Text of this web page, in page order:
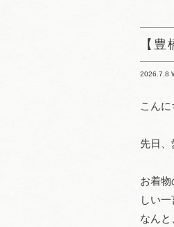
【
2026.7.8
こん
先日、
お着
しい一
なん